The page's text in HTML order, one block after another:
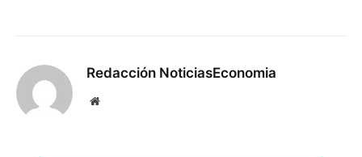
Redacción NoticiasEconomia
Website